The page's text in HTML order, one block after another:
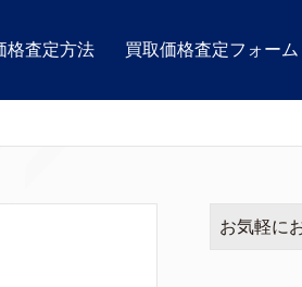
格査定方法 買取価格査定フォーム
お気軽に